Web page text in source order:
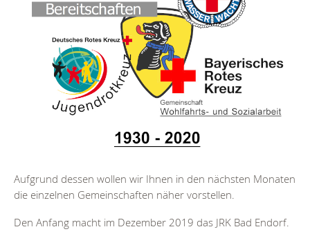
Aufgrund dessen wollen wir Ihnen in den nächsten Monaten
die einzelnen Gemeinschaften näher vorstellen.
Den Anfang macht im Dezember 2019 das JRK Bad Endorf.